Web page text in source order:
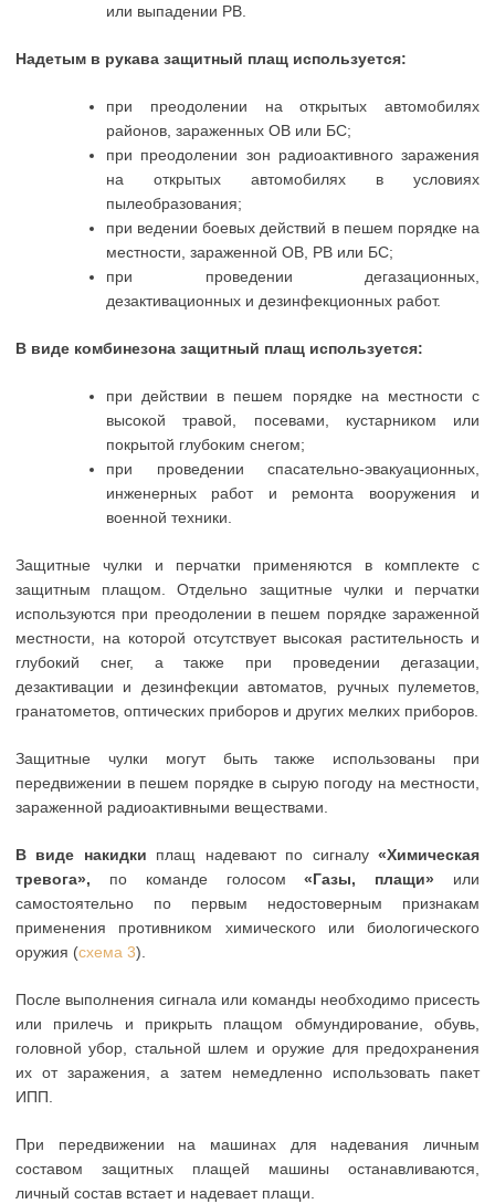
или выпадении РВ.
Надетым в рукава защитный плащ используется:
при преодолении на открытых автомобилях
районов, зараженных ОВ или БС;
при преодолении зон радиоактивного заражения
на открытых автомобилях в условиях
пылеобразования;
при ведении боевых действий в пешем порядке на
местности, зараженной ОВ, РВ или БС;
при проведении дегазационных,
дезактивационных и дезинфекционных работ.
В виде комбинезона защитный плащ используется:
при действии в пешем порядке на местности с
высокой травой, посевами, кустарником или
покрытой глубоким снегом;
при проведении спасательно-эвакуационных,
инженерных работ и ремонта вооружения и
военной техники.
Защитные чулки и перчатки применяются в комплекте с
защитным плащом. Отдельно защитные чулки и перчатки
используются при преодолении в пешем порядке зараженной
местности, на которой отсутствует высокая растительность и
глубокий снег, а также при проведении дегазации,
дезактивации и дезинфекции автоматов, ручных пулеметов,
гранатометов, оптических приборов и других мелких приборов.
Защитные чулки могут быть также использованы при
передвижении в пешем порядке в сырую погоду на местности,
зараженной радиоактивными веществами.
В виде накидки плащ надевают по сигналу«Химическая
тревога», по команде голосом«Газы, плащи» или
самостоятельно по первым недостоверным признакам
применения противником химического или биологического
оружия (схема 3).
После выполнения сигнала или команды необходимо присесть
или прилечь и прикрыть плащом обмундирование, обувь,
головной убор, стальной шлем и оружие для предохранения
их от заражения, а затем немедленно использовать пакет
ИПП.
При передвижении на машинах для надевания личным
составом защитных плащей машины останавливаются,
личный состав встает и надевает плащи.